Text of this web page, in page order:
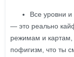
Все уровни и
— это реально
режимам и картам,
пофигизм, что ты